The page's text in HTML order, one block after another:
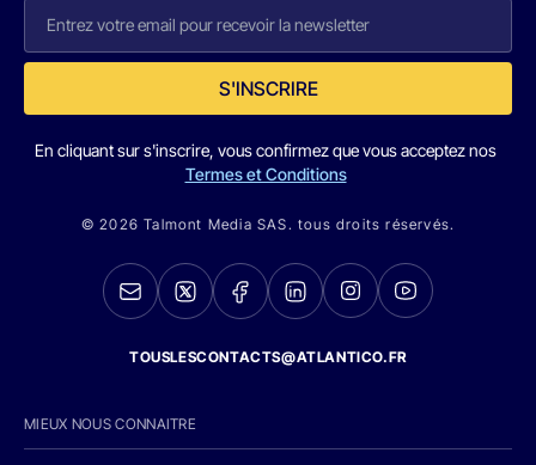
S'INSCRIRE
En cliquant sur s'inscrire, vous confirmez que vous acceptez nos
Termes et Conditions
© 2026 Talmont Media SAS. tous droits réservés.
TOUSLESCONTACTS@ATLANTICO.FR
MIEUX NOUS CONNAITRE